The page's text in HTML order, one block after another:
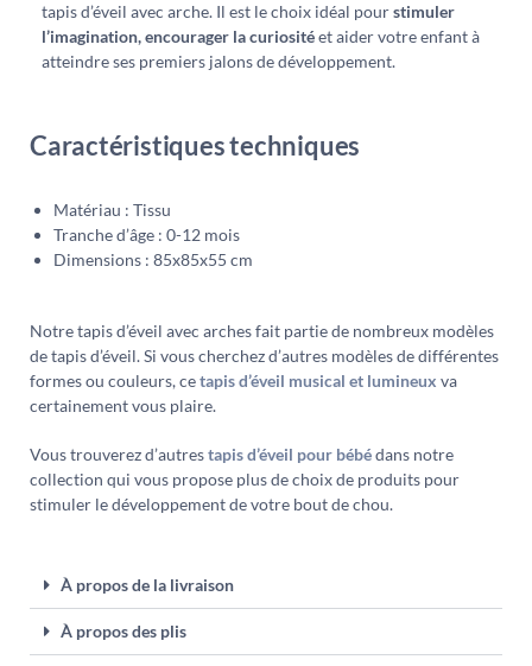
tapis d’éveil avec arche. Il est le choix idéal pourstimuler
l’imagination, encourager la curiositéet aider votre enfant à
atteindre ses premiers jalons de développement.
Caractéristiques techniques
Matériau : Tissu
Tranche d’âge : 0-12 mois
Dimensions : 85x85x55 cm
Notre tapis d’éveil avec arches fait partie de nombreux modèles
de tapis d’éveil. Si vous cherchez d’autres modèles de différentes
formes ou couleurs, cetapis d’éveil musical et lumineux va
certainement vous plaire.
Vous trouverez d’autrestapis d’éveil pour bébédans notre
collection qui vous propose plus de choix de produits pour
stimuler le développement de votre bout de chou.
À propos de la livraison
À propos des plis